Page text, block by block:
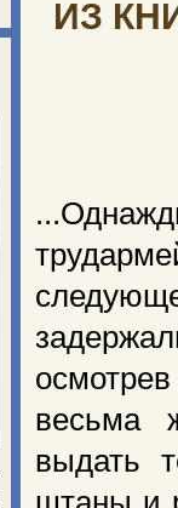
ИЗ
весьма
выдать